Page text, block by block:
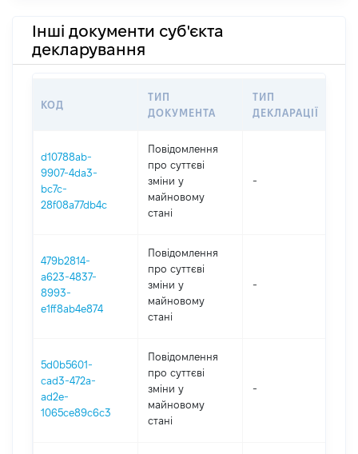
Інші документи суб'єкта
декларування
КОД
ТИП
ДОКУМЕНТА
ТИП
ДЕКЛАРАЦІЇ
d10788ab-
9907-4da3-
bc7c-
28f08a77db4c
Повідомлення
про суттєві
зміни y
майновому
стані
-
479b2814-
a623-4837-
8993-
e1ff8ab4e874
Повідомлення
про суттєві
зміни y
майновому
стані
-
5d0b5601-
cad3-472a-
ad2e-
1065ce89c6c3
Повідомлення
про суттєві
зміни y
майновому
стані
-